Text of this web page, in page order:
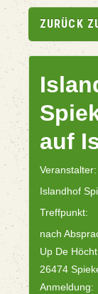
ZURÜCK
auf
Veranstalter:
Islandhof
Treffpunkt:
nach
Up De
26474
Anmeldung: